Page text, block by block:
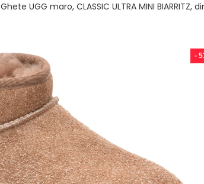
Ghete UGG maro, CLASSIC ULTRA MINI BIARRITZ,
-